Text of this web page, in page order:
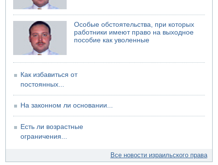
Особые обстоятельства, при которых
работники имеют право на выходное
пособие как уволенные
Как избавиться от
постоянных...
На законном ли основании...
Есть ли возрастные
ограничения...
Все новости израильского права